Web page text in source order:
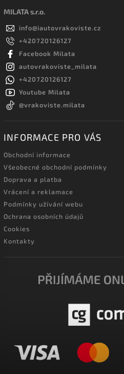
MILATA s.r.o.
info@iautovrakoviste.cz
+420720126127
Facebook Milata
autovrakoviste_milata
+420720126127
Youtube Milata
@vrakoviste.milata
INFORMACE PRO VÁS
Obchodní informace
Všeobecné obchodní podmínky
Doprava a platba
Vrácení a reklamace
Podmínky užívání webu
Ochrana osobních údajů
Cookies
Kontakty